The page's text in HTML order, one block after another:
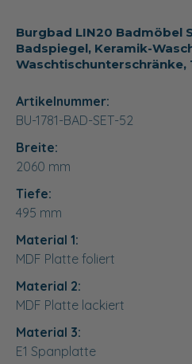
Burgbad LIN20 Badmöbel
Badspiegel, Keramik-
Waschtischunterschränke,
Artikelnummer:
BU-1781-BAD-SET-52
Breite:
2060 mm
Tiefe:
495 mm
Material 1:
MDF Platte foliert
Material 2:
MDF Platte lackiert
Material 3:
E1 Spanplatte